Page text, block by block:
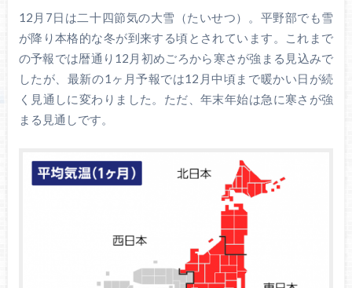
12月7日は二十四節気の大雪（たいせつ）。平野部でも雪
が降り本格的な冬が到来する頃とされています。これまで
の予報では暦通り12月初めごろから寒さが強まる見込みで
したが、最新の1ヶ月予報では12月中頃まで暖かい日が続
く見通しに変わりました。ただ、年末年始は急に寒さが強
まる見通しです。